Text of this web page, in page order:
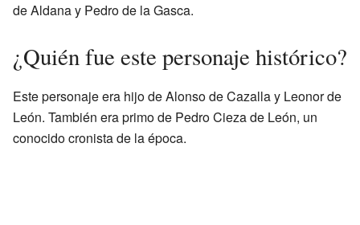
de Aldana y Pedro de la Gasca.
¿Quién fue este personaje histórico?
Este personaje era hijo de Alonso de Cazalla y Leonor de
León. También era primo de Pedro Cieza de León, un
conocido cronista de la época.